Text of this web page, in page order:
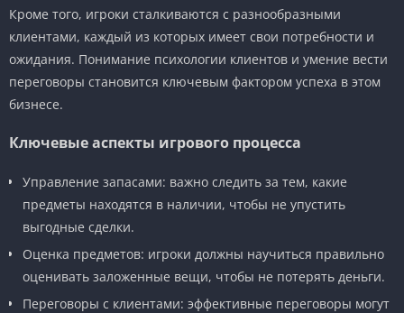
Кроме того, игроки сталкиваются с разнообразными
клиентами, каждый из которых имеет свои потребности и
ожидания. Понимание психологии клиентов и умение вести
переговоры становится ключевым фактором успеха в этом
бизнесе.
Ключевые аспекты игрового процесса
Управление запасами: важно следить за тем, какие
предметы находятся в наличии, чтобы не упустить
выгодные сделки.
Оценка предметов: игроки должны научиться правильно
оценивать заложенные вещи, чтобы не потерять деньги.
Переговоры с клиентами: эффективные переговоры могут